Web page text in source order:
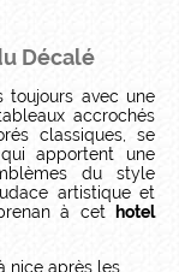
Décalé
toujours avec une
accrochés
classiques, se
apportent une
du style
artistique et
à cet
hotel